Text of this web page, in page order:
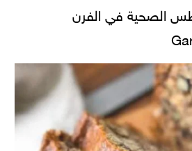
الصحية في الفرن